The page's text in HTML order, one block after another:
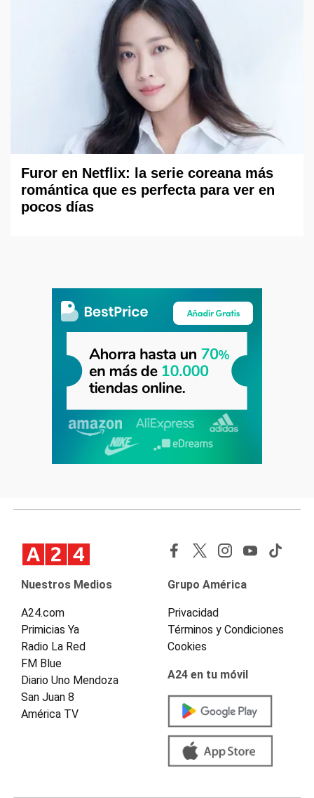
Furor en Netflix: la serie coreana más
romántica que es perfecta para ver en
pocos días
Nuestros Medios
A24.com
Primicias Ya
Radio La Red
FM Blue
Diario Uno Mendoza
San Juan 8
América TV
Grupo América
Privacidad
Términos y Condiciones
Cookies
A24 en tu móvil